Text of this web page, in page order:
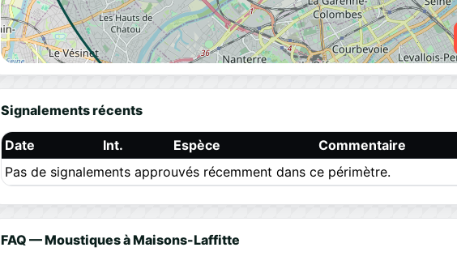
Signalements récents
Date Int. Espèce Commentaire
Pas de signalements approuvés récemment dans ce périmètre.
FAQ — Moustiques à Maisons-Laffitte